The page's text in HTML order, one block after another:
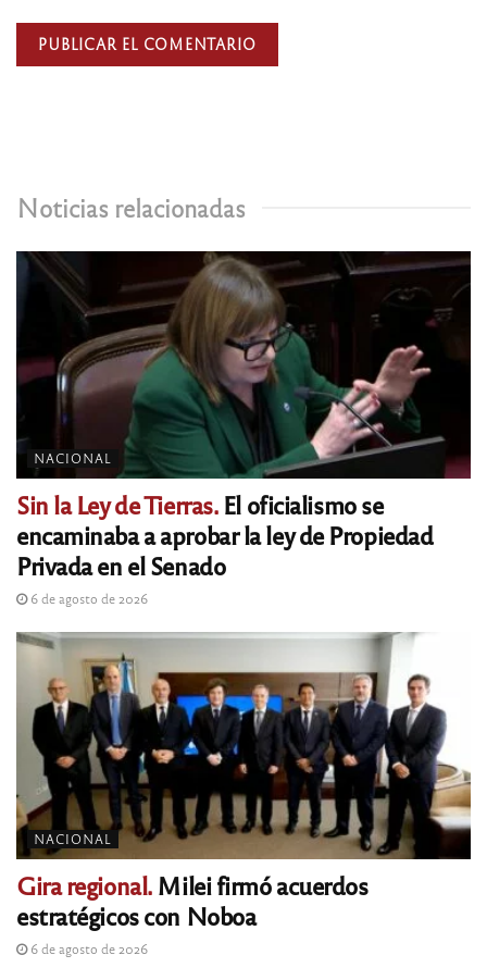
Noticias relacionadas
NACIONAL
Sin la Ley de Tierras.El oficialismo se
encaminaba a aprobar la ley de Propiedad
Privada en el Senado
6 de agosto de 2026
NACIONAL
Gira regional.Milei firmó acuerdos
estratégicos con Noboa
6 de agosto de 2026